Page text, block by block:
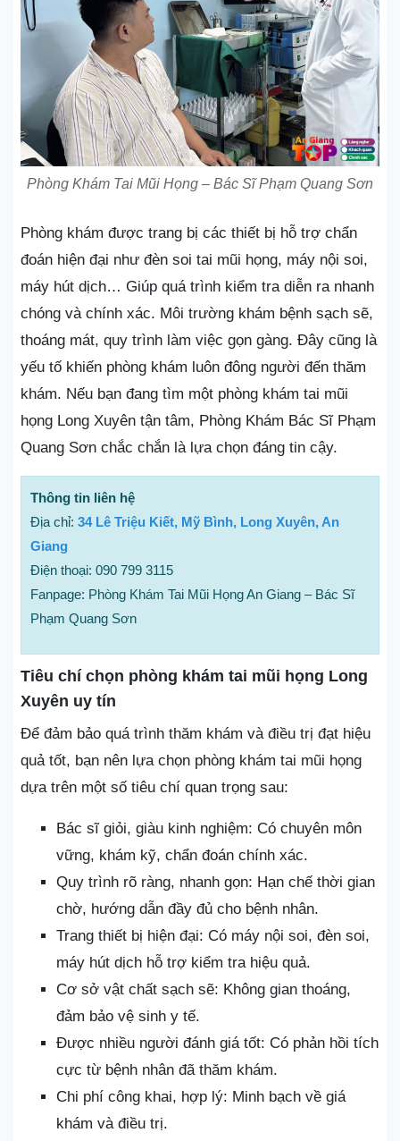
Phòng Khám Tai Mũi Họng – Bác Sĩ Phạm Quang Sơn
Phòng khám được trang bị các thiết bị hỗ trợ chẩn
đoán hiện đại như đèn soi tai mũi họng, máy nội soi,
máy hút dịch… Giúp quá trình kiểm tra diễn ra nhanh
chóng và chính xác. Môi trường khám bệnh sạch sẽ,
thoáng mát, quy trình làm việc gọn gàng. Đây cũng là
yếu tố khiến phòng khám luôn đông người đến thăm
khám. Nếu bạn đang tìm một phòng khám tai mũi
họng Long Xuyên tận tâm, Phòng Khám Bác Sĩ Phạm
Quang Sơn chắc chắn là lựa chọn đáng tin cậy.
Thông tin liên hệ
Địa chỉ: 34 Lê Triệu Kiết, Mỹ Bình, Long Xuyên, An
Giang
Điện thoại: 090 799 3115
Fanpage: Phòng Khám Tai Mũi Họng An Giang – Bác Sĩ
Phạm Quang Sơn
Tiêu chí chọn phòng khám tai mũi họng Long
Xuyên uy tín
Để đảm bảo quá trình thăm khám và điều trị đạt hiệu
quả tốt, bạn nên lựa chọn phòng khám tai mũi họng
dựa trên một số tiêu chí quan trọng sau:
Bác sĩ giỏi, giàu kinh nghiệm: Có chuyên môn
vững, khám kỹ, chẩn đoán chính xác.
Quy trình rõ ràng, nhanh gọn: Hạn chế thời gian
chờ, hướng dẫn đầy đủ cho bệnh nhân.
Trang thiết bị hiện đại: Có máy nội soi, đèn soi,
máy hút dịch hỗ trợ kiểm tra hiệu quả.
Cơ sở vật chất sạch sẽ: Không gian thoáng,
đảm bảo vệ sinh y tế.
Được nhiều người đánh giá tốt: Có phản hồi tích
cực từ bệnh nhân đã thăm khám.
Chi phí công khai, hợp lý: Minh bạch về giá
khám và điều trị.